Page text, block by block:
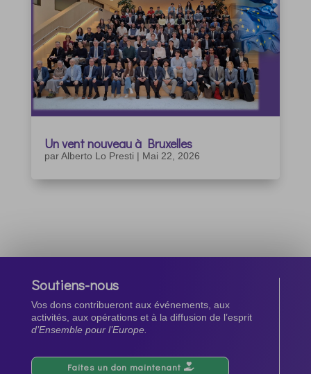
Un vent nouveau à Bruxelles
parAlberto Lo Presti | Mai 22, 2026
Soutiens-nous
Vos dons contribueront aux événements, aux
activités, aux opérations et à la diffusion de l’esprit
d’Ensemble pour l’Europe.
Faites un don maintenant